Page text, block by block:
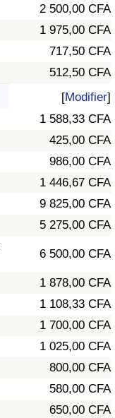
2 500,00 CFA
1 975,00 CFA
717,50 CFA
512,50 CFA
[Modifier]
1 588,33 CFA
425,00 CFA
986,00 CFA
1 446,67 CFA
9 825,00 CFA
5 275,00 CFA
6 500,00 CFA
1 878,00 CFA
1 108,33 CFA
1 700,00 CFA
1 025,00 CFA
800,00 CFA
580,00 CFA
650,00 CFA